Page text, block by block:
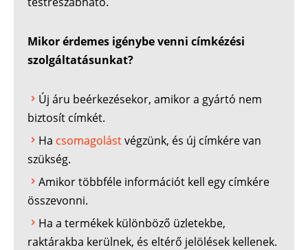
Mikor érdemes igénybe venni címkézési
szolgáltatásunkat?
Új áru beérkezésekor, amikor a gyártó nem
biztosít címkét.
Ha csomagolástvégzünk, és új címkére van
szükség.
Amikor többféle információt kell egy címkére
összevonni.
Ha a termékek különböző üzletekbe,
raktárakba kerülnek, és eltérő jelölések kellenek.